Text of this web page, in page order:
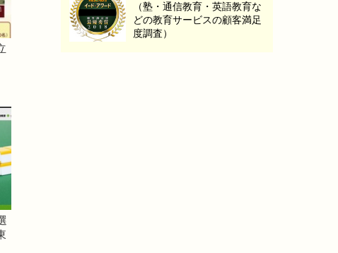
（塾・通信教育・英語教育な
どの教育サービスの顧客満足
度調査）